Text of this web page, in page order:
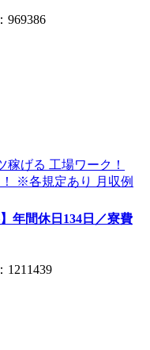
969386
年間休日134日／寮費